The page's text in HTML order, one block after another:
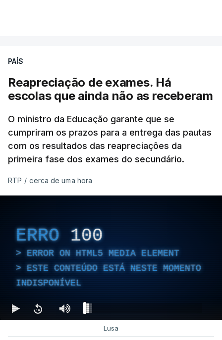
PAÍS
Reapreciação de exames. Há
escolas que ainda não as receberam
O ministro da Educação garante que se
cumpriram os prazos para a entrega das pautas
com os resultados das reapreciações da
primeira fase dos exames do secundário.
RTP / cerca de uma hora
ERRO 100
ERROR ON HTML5 MEDIA ELEMENT
ESTE CONTEÚDO ESTÁ NESTE MOMENTO
INDISPONÍVEL
Lusa